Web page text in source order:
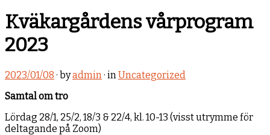
Kväkargårdens vårprogram
2023
2023/01/08 · byadmin· inUncategorized
Samtal om tro
Lördag 28/1, 25/2, 18/3 & 22/4, kl. 10-13 (visst utrymme för
deltagande på Zoom)